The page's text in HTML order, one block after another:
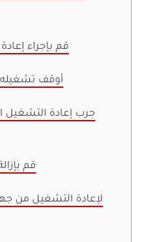
# 1 قم بإجراء
# 2 أوقف
# 4 قم